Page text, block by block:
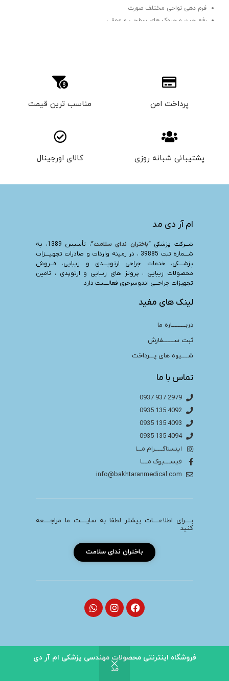
فروشگاه اینترنتی محصولات مهندسی پزشکی ام آر دی
مد
فرم دهی نواحی مختلف صورت
رفع چین و چروک های سطحی و عمقی
پرداخت امن مناسب ترین قیمت
پشتیبانی شبانه روزی کالای اورجینال
ام آر دی مد
شـــرکت پزشکی “باختران ندای سلامت
“، تأسیس 1389، به
شــــماره ثبت 39885 ، در زمینه واردات و صادرات تجهیــــزات
پزشــــکی، خدمات جراحی ارتوپــــدی و زیبایی، فـــروش
محصولات زیبایی ، پروتز های زیبایی و ارتوپدی ، تامین
تجهیزات جراحـــی اندوسرجری فعالــــیت دارد.
لینک های مفید
دربـــــــــاره ما
ثبت ســـــــفارش
شــــیوه های پـــرداخت
تماس با ما
2979 937 0937
4092 135 0935
4093 135 0935
4094 135 0935
اینستاگـــــرام مـــا
فیســــبوک مــــا
info@bakhtaranmedical.com
بــــرای اطلاعــــات بیشتر لطفا به سایــــت ما مراجــــعه
کنید
باختران ندای سلامت
تمامی حقوق برای سایت ام آر دی مد محفوظ می باشد.